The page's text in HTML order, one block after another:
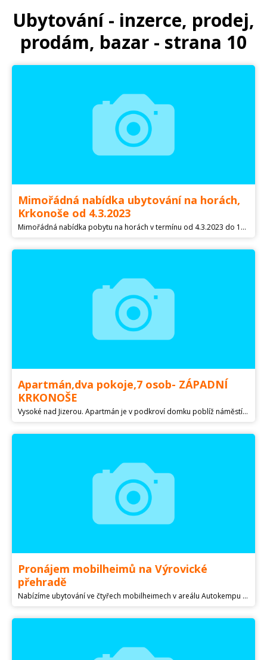
Ubytování - inzerce, prodej,
prodám, bazar - strana 10
Mimořádná nabídka ubytování na horách,
Krkonoše od 4.3.2023
Mimořádná nabídka pobytu na horách v termínu od 4.3.2023 do 11.3.2023. Ubytování na horách, přímo na sjezdovce, v horské chatě Švadlenka, Rokytnice nad Jizerou, Krkonoše. Prostorný, kompletně vybavený podkrovní apartmán DELUXE III (až pro 8 osob). Více informací na nebo na info@ . Last minute cena 20.900,-/apartmán/týden.
Apartmán,dva pokoje,7 osob- ZÁPADNÍ
KRKONOŠE
Vysoké nad Jizerou. Apartmán je v podkroví domku poblíž náměstí s obchody a službami a 300m od skiareálů Šachty a Větrov.Parkování proti domku. Dva pokoje (5 lůžkový a 2 lůžkový)vybavená kuchyňka,koupelna s WC a vanou. Ústřední,plynové topení.Nabízíme vlastní skiservis s půjčovnou lyží,snowboardů atd. Cena od 380,-Kč/ osobu a noc a dle délky pobytu. Vybavení: chladnička,mikrovlnka,varná konvice,vařič,nádobí,TV s DVD.
Pronájem mobilheimů na Výrovické
přehradě
Nabízíme ubytování ve čtyřech mobilheimech v areálu Autokempu Výr 10 km severně od historického města Znojma. Vybavení mobilheimů: ✅ plně vybavená kuchyňka ✅ obývací pokoj s možností přistýlky ✅ 2-3 ložnice s manželskou postelí a oddělenými lůžky ✅ koupelna ✅ WC ✅ terasa s venkovním posezením a grilem ✅ Wi-Fi ✅ TV Pro více informací a cenovou kalkulaci v konkrétním termínu mě neváhejte kontaktovat.